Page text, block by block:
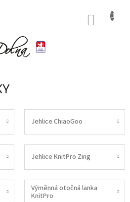
Jehlice ChiaoGoo
Jehlice KnitPro Zing
Výměnná otočná lanka
KnitPro